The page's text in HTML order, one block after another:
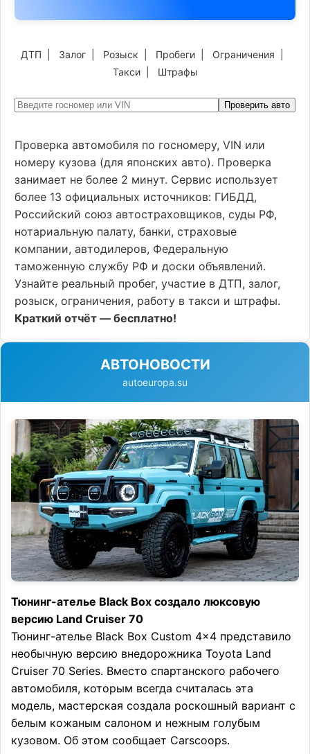
ДТП Залог Розыск Пробеги Ограничения
Такси| Штрафы
Проверить авто
Проверка автомобиля по госномеру, VIN или
номеру кузова (для японских авто). Проверка
занимает не более 2 минут. Сервис использует
более 13 официальных источников: ГИБДД,
Российский союз автостраховщиков, суды РФ,
нотариальную палату, банки, страховые
компании, автодилеров, Федеральную
таможенную службу РФ и доски объявлений.
Узнайте реальный пробег, участие в ДТП, залог,
розыск, ограничения, работу в такси и штрафы.
Краткий отчёт — бесплатно!
АВТОНОВОСТИ
autoeuropa.su
Тюнинг-ателье Black Box создало люксовую
версию Land Cruiser 70
Тюнинг-ателье Black Box Custom 4×4 представило
необычную версию внедорожника Toyota Land
Cruiser 70 Series. Вместо спартанского рабочего
автомобиля, которым всегда считалась эта
модель, мастерская создала роскошный вариант с
белым кожаным салоном и нежным голубым
кузовом. Об этом сообщает Carscoops.